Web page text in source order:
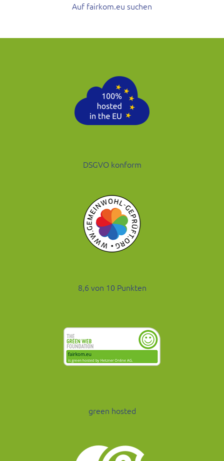
Auf fairkom.eu suchen
DSGVO konform
8,6 von 10 Punkten
green hosted